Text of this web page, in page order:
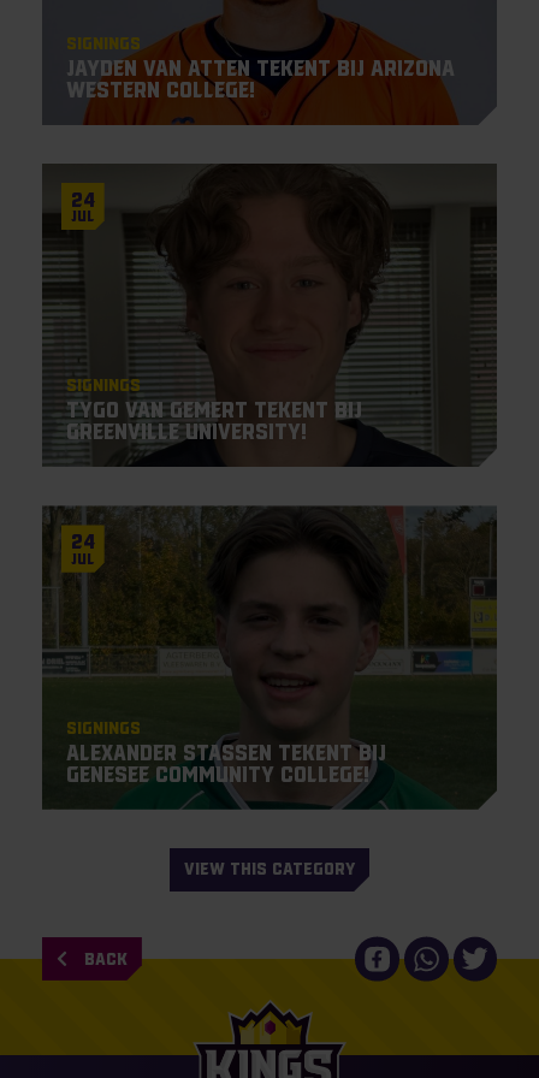
Signings
Jayden Van Atten tekent bij Arizona
Western College!
24
Jul
Signings
Tygo van Gemert tekent bij
Greenville University!
24
Jul
Signings
Alexander Stassen tekent bij
Genesee Community College!
VIEW THIS CATEGORY
BACK